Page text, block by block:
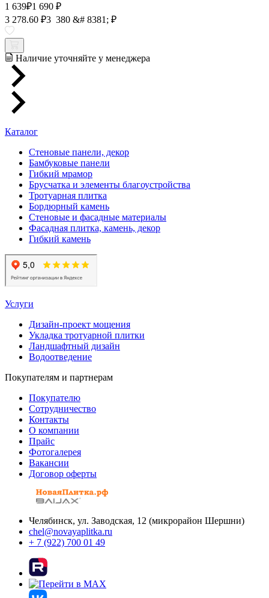
1 639₽1 690 ₽
3 278.60 ₽3 380 &# 8381; ₽
Наличие уточняйте у менеджера
Каталог
Стеновые панели, декор
Бамбуковые панели
Гибкий мрамор
Брусчатка и элементы благоустройства
Тротуарная плитка
Бордюрный камень
Стеновые и фасадные материалы
Фасадная плитка, камень, декор
Гибкий камень
Услуги
Дизайн-проект мощения
Укладка тротуарной плитки
Ландшафтный дизайн
Водоотведение
Покупателям и партнерам
Покупателю
Сотрудничество
Контакты
О компании
Прайс
Фотогалерея
Вакансии
Договор оферты
Челябинск, ул. Заводская, 12 (микрорайон Шершни)
chel@novayaplitka.ru
+ 7 (922) 700 01 49